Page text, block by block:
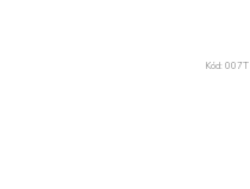
Kód: 007T